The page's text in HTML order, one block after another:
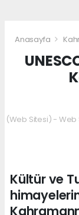
Anasayfa
(Web Sitesi) - Web
Kültür ve